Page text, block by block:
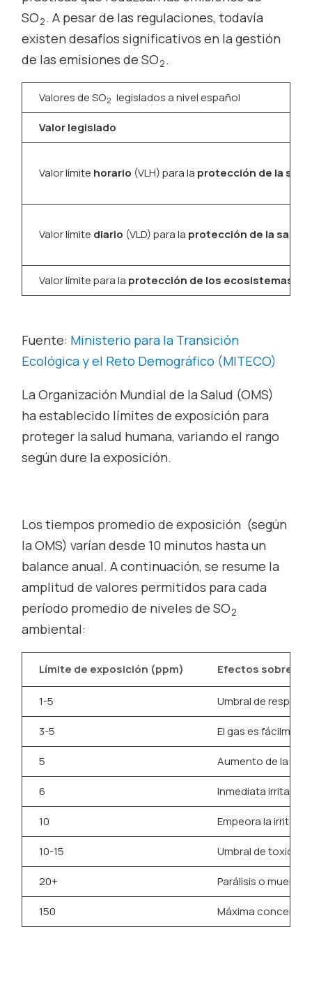
SO2. A pesar de las regulaciones, todavía
existen desafíos significativos en la gestión
de las emisiones de SO2.
Valores de SO2 legislados a nivel español
Valor legislado
Valor límite horario (VLH) para la protección de la
Valor límite diario (VLD) para la protección de la salud
Valor límite para la protección de los ecosistemas
Fuente: Ministerio para la Transición
Ecológica y el Reto Demográfico (MITECO)
La Organización Mundial de la Salud (OMS)
ha establecido límites de exposición para
proteger la salud humana, variando el rango
según dure la exposición.
Los tiempos promedio de exposición (según
la OMS) varían desde 10 minutos hasta un
balance anual. A continuación, se resume la
amplitud de valores permitidos para cada
período promedio de niveles de SO2
ambiental:
Límite de exposición (ppm) Efectos sobre la
1-5 Umbral de
3-5 El gas es
5 Aumento de la
6 Inmediata
10 Empeora la
10-15 Umbral de
20+ Parálisis o muerte
150 Máxima